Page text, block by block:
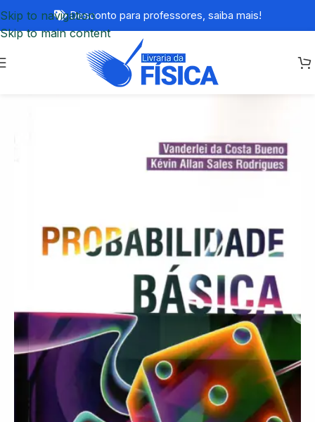
Skip to navigation
Skip to main content
Desconto para professores, saiba mais!